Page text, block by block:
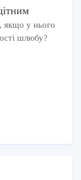
якщо у нього
шлюбу?